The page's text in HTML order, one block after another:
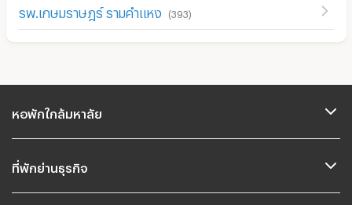
รพ.เกษมราษฎร์ รามคำแหง (393)
หอพักใกล้มหาลัย
ที่พักย่านธุรกิจ